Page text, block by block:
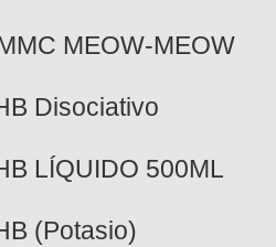
MEOW-MEOW
Disociativo
LÍQUIDO 500ML
(Potasio)